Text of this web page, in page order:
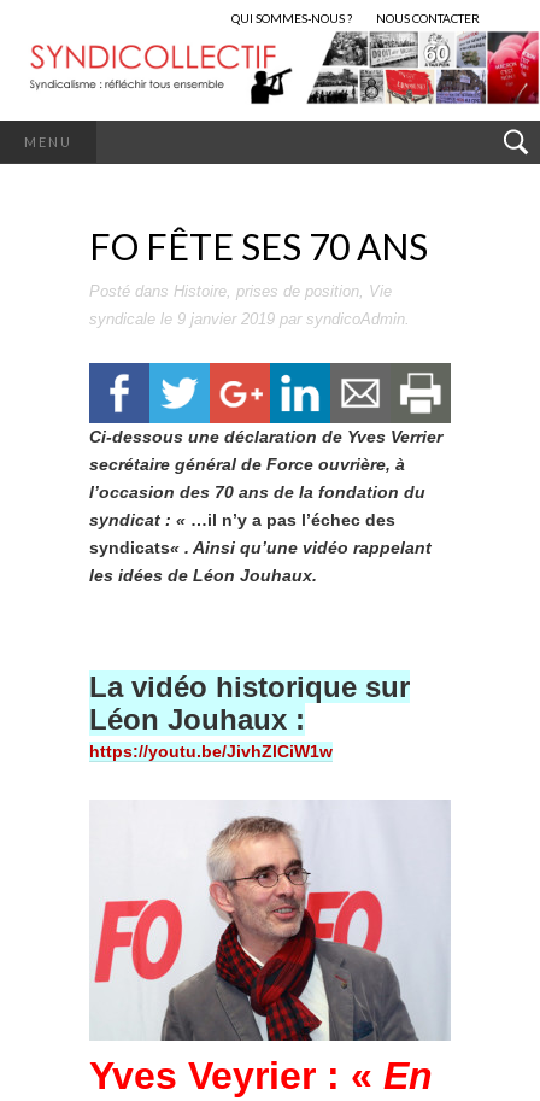
QUI SOMMES-NOUS ? NOUS CONTACTER
MENU
FO FÊTE SES 70 ANS
Posté dans Histoire, prises de position, Vie
syndicale le 9 janvier 2019 par syndicoAdmin.
Ci-dessous une déclaration de Yves Verrier
secrétaire général de Force ouvrière, à
l’occasion des 70 ans de la fondation du
syndicat : « …il n’y a pas l’échec des
syndicats« . Ainsi qu’une vidéo rappelant
les idées de Léon Jouhaux.
La vidéo historique sur
Léon Jouhaux :
https://youtu.be/JivhZlCiW1w
Yves Veyrier : « En